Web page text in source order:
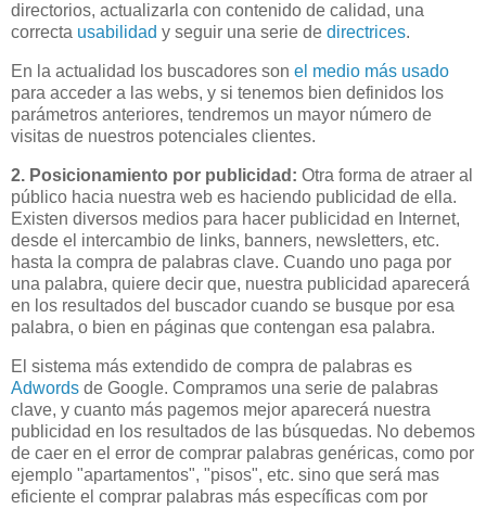
directorios, actualizarla con contenido de calidad, una
correcta usabilidad y seguir una serie de directrices.
En la actualidad los buscadores son el medio más usado
para acceder a las webs, y si tenemos bien definidos los
parámetros anteriores, tendremos un mayor número de
visitas de nuestros potenciales clientes.
2. Posicionamiento por publicidad: Otra forma de atraer al
público hacia nuestra web es haciendo publicidad de ella.
Existen diversos medios para hacer publicidad en Internet,
desde el intercambio de links, banners, newsletters, etc.
hasta la compra de palabras clave. Cuando uno paga por
una palabra, quiere decir que, nuestra publicidad aparecerá
en los resultados del buscador cuando se busque por esa
palabra, o bien en páginas que contengan esa palabra.
El sistema más extendido de compra de palabras es
Adwords de Google. Compramos una serie de palabras
clave, y cuanto más pagemos mejor aparecerá nuestra
publicidad en los resultados de las búsquedas. No debemos
de caer en el error de comprar palabras genéricas, como por
ejemplo "apartamentos", "pisos", etc. sino que será mas
eficiente el comprar palabras más específicas com por